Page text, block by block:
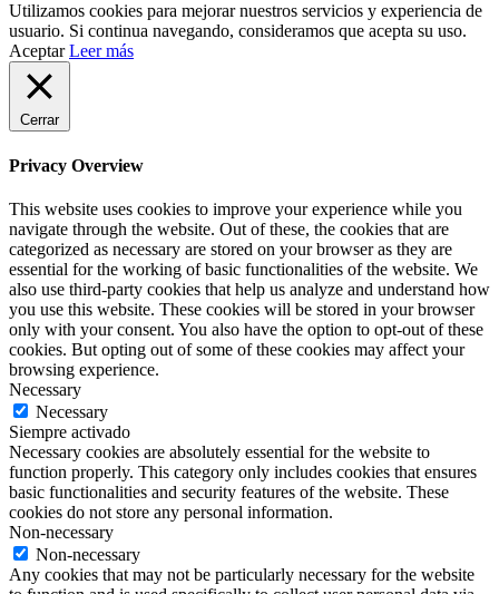
Utilizamos cookies para mejorar nuestros servicios y experiencia de
usuario. Si continua navegando, consideramos que acepta su uso.
Aceptar Leer más
Cerrar
Privacy Overview
This website uses cookies to improve your experience while you
navigate through the website. Out of these, the cookies that are
categorized as necessary are stored on your browser as they are
essential for the working of basic functionalities of the website. We
also use third-party cookies that help us analyze and understand how
you use this website. These cookies will be stored in your browser
only with your consent. You also have the option to opt-out of these
cookies. But opting out of some of these cookies may affect your
browsing experience.
Necessary
Necessary
Siempre activado
Necessary cookies are absolutely essential for the website to
function properly. This category only includes cookies that ensures
basic functionalities and security features of the website. These
cookies do not store any personal information.
Non-necessary
Non-necessary
Any cookies that may not be particularly necessary for the website